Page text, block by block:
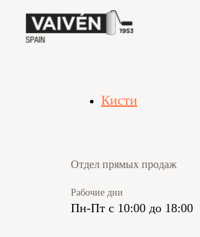
Кисти
Отдел прямых продаж
Рабочие дни
Пн-Пт с 10:00 до 18:00